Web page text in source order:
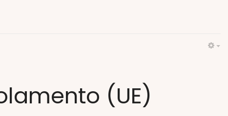
(UE)